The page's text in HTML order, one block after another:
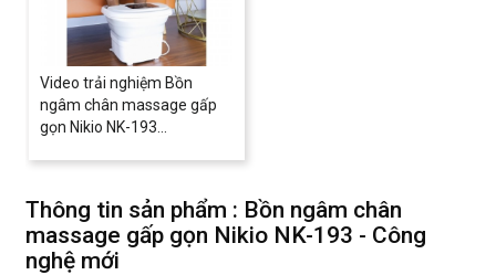
Video trải nghiệm Bồn
ngâm chân massage gấp
gọn Nikio NK-193...
Thông tin sản phẩm : Bồn ngâm chân
massage gấp gọn Nikio NK-193 - Công
nghệ mới